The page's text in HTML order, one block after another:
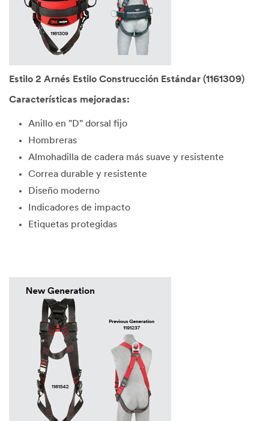
Estilo 2 Arnés Estilo Construcción Estándar (1161309)
Características mejoradas:
Anillo en "D" dorsal fijo
Hombreras
Almohadilla de cadera más suave y resistente
Correa durable y resistente
Diseño moderno
Indicadores de impacto
Etiquetas protegidas